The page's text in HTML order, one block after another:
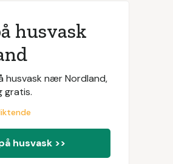
husvask
husvask nær Nordland,
gratis.
husvask >>